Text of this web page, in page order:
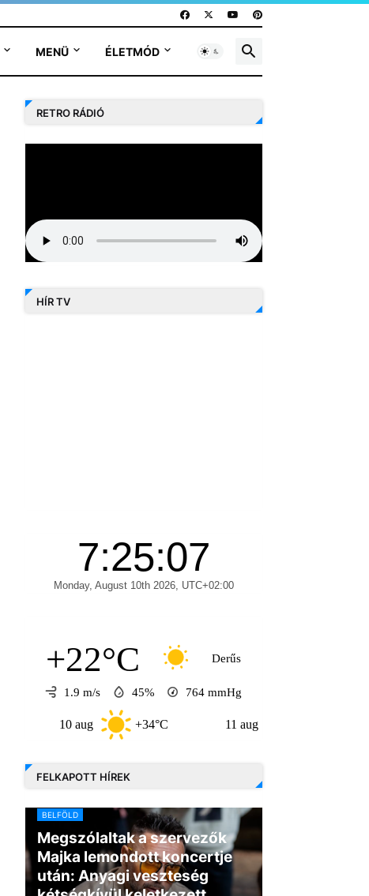
MENÜ ÉLETMÓD
RETRO RÁDIÓ
HÍR TV
+22°C Derűs
1.9 m/s 45% 764 mmHg
+34°C
FELKAPOTT HÍREK
BELFÖLD
Megszólaltak a szervezők
Majka lemondott koncertje
után: Anyagi veszteség